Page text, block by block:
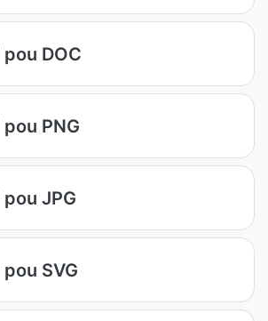
pou DOC
pou PNG
pou JPG
pou SVG